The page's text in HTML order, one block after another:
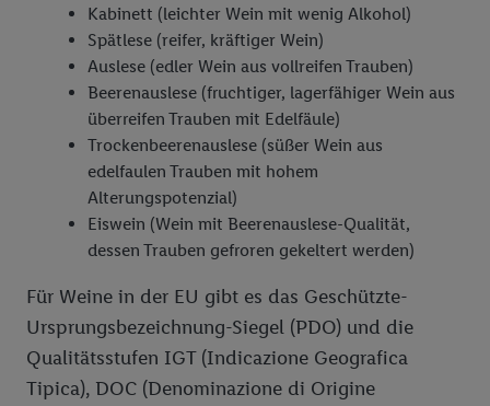
Kabinett (leichter Wein mit wenig Alkohol)
Spätlese (reifer, kräftiger Wein)
Auslese (edler Wein aus vollreifen Trauben)
Beerenauslese (fruchtiger, lagerfähiger Wein aus
überreifen Trauben mit Edelfäule)
Trockenbeerenauslese (süßer Wein aus
edelfaulen Trauben mit hohem
Alterungspotenzial)
Eiswein (Wein mit Beerenauslese-Qualität,
dessen Trauben gefroren gekeltert werden)
Für Weine in der EU gibt es das Geschützte-
Ursprungsbezeichnung-Siegel (PDO) und die
Qualitätsstufen IGT (Indicazione Geografica
Tipica), DOC (Denominazione di Origine
von Werbung und Inhalten, Abgleichung und Kombination
von Daten aus unterschiedlichen Quellen, Verknüpfung
verschiedener Endgeräte, Identifikation von Geräten anhand
automatisch übermittelter Informationen, Messung des
Erfolgs von Werbekampagnen durch TTD und Nutzung der
Telekommunikations-basierten Utiq-Technologie für digitales
Marketing, sowie:
Verwendung genauer Standortdaten. Erstellung von
Profilen für personalisierte Werbung. Speichern von oder
Zugriff auf Informationen auf einem Endgerät.
Entwicklung und Verbesserung der Angebote. Analyse
von Zielgruppen durch Statistiken oder Kombinationen
von Daten aus verschiedenen Quellen. Verwendung
reduzierter Daten zur Auswahl von Werbeanzeigen.
Messung der Werbeleistung. Verwendung von Profilen